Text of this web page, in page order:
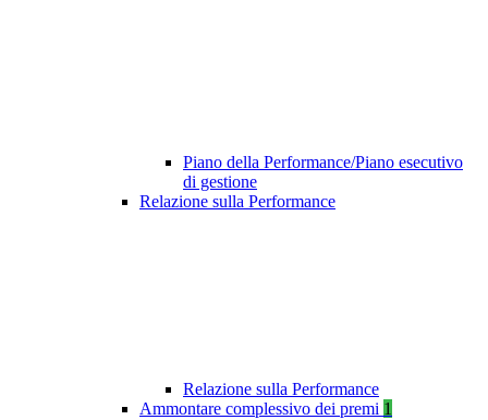
Piano della Performance/Piano esecutivo
di gestione
Relazione sulla Performance
Relazione sulla Performance
Ammontare complessivo dei premi 1